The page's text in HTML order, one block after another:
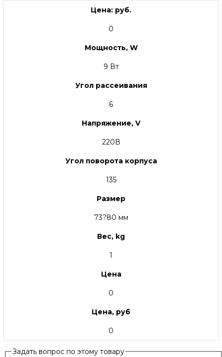
Цена: руб.
0
Мощность, W
9 Вт
Угол рассеивания
6
Напряжение, V
220В
Угол поворота корпуса
135
Размер
73?80 мм
Вес, kg
1
Цена
0
Цена, руб
0
Задать вопрос по этому товару